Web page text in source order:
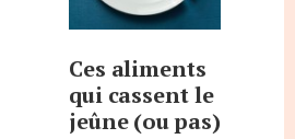
Ces aliments
qui cassent le
jeûne (ou pas)